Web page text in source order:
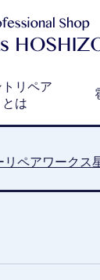
トリペア
とは
ペアワークス